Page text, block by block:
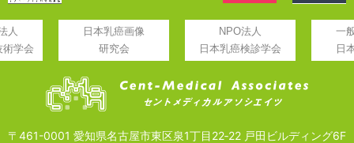
人
術学会
日本乳癌画像
研究会
NPO法人
日本乳癌検診学会
一
日
〒461-0001 愛知県名古屋市東区泉1丁目22‐22 戸田ビルディング6F